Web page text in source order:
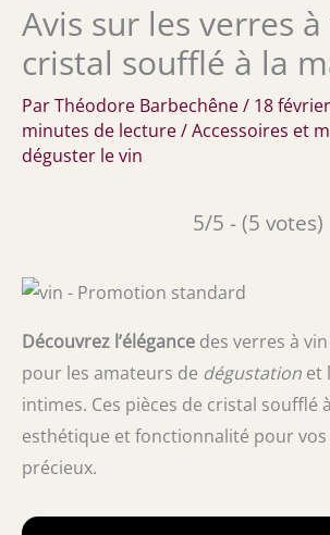
Avis sur les verres à
cristal soufflé à la
ParThéodore Barbechêne/ 18
minutes de lecture/Accessoires et
déguster le vin
5/5 - (5 votes)
Découvrez l’élégance des verres à vin
pour les amateurs de dégustation et
intimes. Ces pièces de cristal soufflé
esthétique et fonctionnalité pour
précieux.